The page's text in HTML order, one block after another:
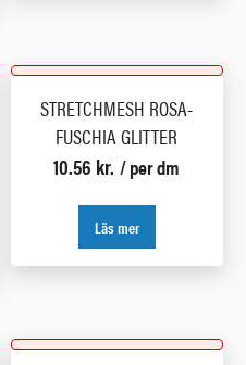
STRETCHMESH ROSA-
FUSCHIA GLITTER
10.56 kr. / per dm
Läs mer